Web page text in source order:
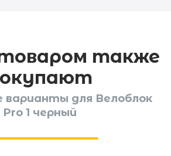
также
варианты для Велоблок
Pro 1 черный